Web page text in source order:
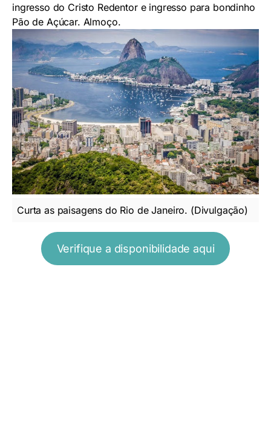
ingresso do Cristo Redentor e ingresso para bondinho
Pão de Açúcar. Almoço.
Curta as paisagens do Rio de Janeiro. (Divulgação)
Verifique a disponibilidade aqui